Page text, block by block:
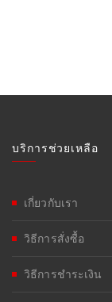
บริการช่วยเหลือ
เกี่ยวกับเรา
วิธีการสั่งซื้อ
วิธีการชำระเงิน